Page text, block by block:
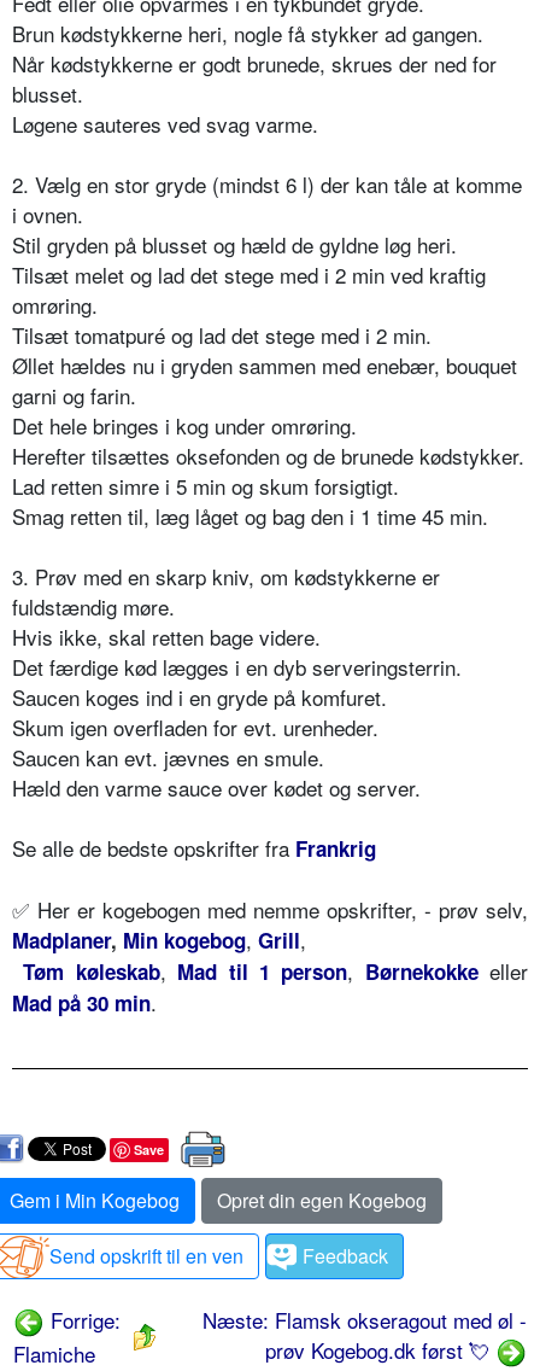
Brun kødstykkerne heri, nogle få stykker ad gangen.
Når kødstykkerne er godt brunede, skrues der ned for
blusset.
Løgene sauteres ved svag varme.
2. Vælg en stor gryde (mindst 6 l) der kan tåle at komme
i ovnen.
Stil gryden på blusset og hæld de gyldne løg heri.
Tilsæt melet og lad det stege med i 2 min ved kraftig
omrøring.
Tilsæt tomatpuré og lad det stege med i 2 min.
Øllet hældes nu i gryden sammen med enebær, bouquet
garni og farin.
Det hele bringes i kog under omrøring.
Herefter tilsættes oksefonden og de brunede kødstykker.
Lad retten simre i 5 min og skum forsigtigt.
Smag retten til, læg låget og bag den i 1 time 45 min.
3. Prøv med en skarp kniv, om kødstykkerne er
fuldstændig møre.
Hvis ikke, skal retten bage videre.
Det færdige kød lægges i en dyb serveringsterrin.
Saucen koges ind i en gryde på komfuret.
Skum igen overfladen for evt. urenheder.
Saucen kan evt. jævnes en smule.
Hæld den varme sauce over kødet og server.
Se alle de bedste opskrifter fra Frankrig
✅ Her er kogebogen med nemme opskrifter, - prøv selv,
Madplaner, Min kogebog, Grill,
Tøm køleskab, Mad til 1 person, Børnekokkeeller
Mad på 30 min.
Save
Gem i Min Kogebog
Opret din egen Kogebog
Send opskrift til en ven
Feedback
Forrige:
Flamiche
Næste: Flamsk okseragout med øl -
prøv Kogebog.dk først 💘